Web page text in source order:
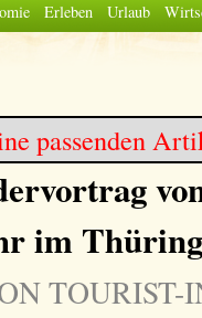
Erleben Urlaub
passenden
im
TOURIST-